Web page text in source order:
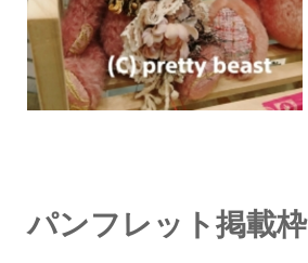
パンフレット掲載枠